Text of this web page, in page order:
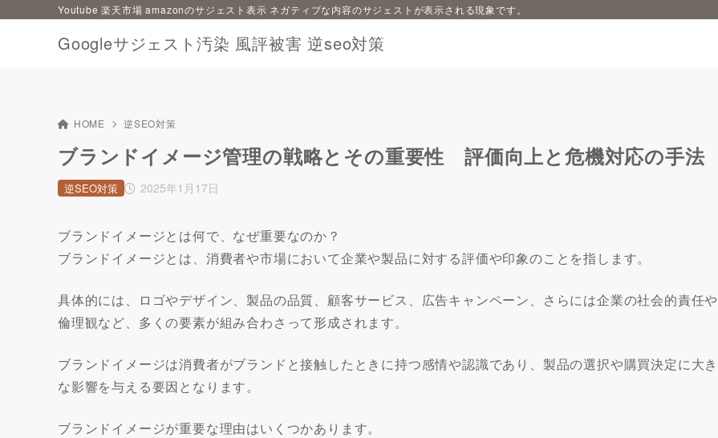
Googleサジェスト汚染 風評被害 逆seo対策
Youtube 楽天市場 amazonのサジェスト表示 ネガティブな内容のサジェストが表示される現象です。
HOME 逆SEO対策
ブランドイメージ管理の戦略とその重要性 評価向上と危機対応の手法
2025年1月17日
逆SEO対策
ブランドイメージとは何で、なぜ重要なのか？
ブランドイメージとは、消費者や市場において企業や製品に対する評価や印象のことを指します。
具体的には、ロゴやデザイン、製品の品質、顧客サービス、広告キャンペーン、さらには企業の社会的責任や
倫理観など、多くの要素が組み合わさって形成されます。
ブランドイメージは消費者がブランドと接触したときに持つ感情や認識であり、製品の選択や購買決定に大き
な影響を与える要因となります。
ブランドイメージが重要な理由はいくつかあります。